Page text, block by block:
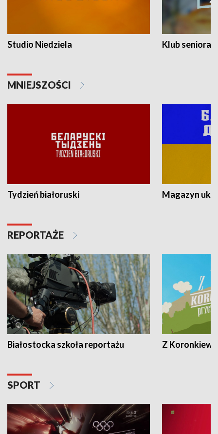
Studio Niedziela Klub seniora
MNIEJSZOŚCI
Tydzień białoruski Magazyn
REPORTAŻE
Białostocka szkoła reportażu Z
SPORT